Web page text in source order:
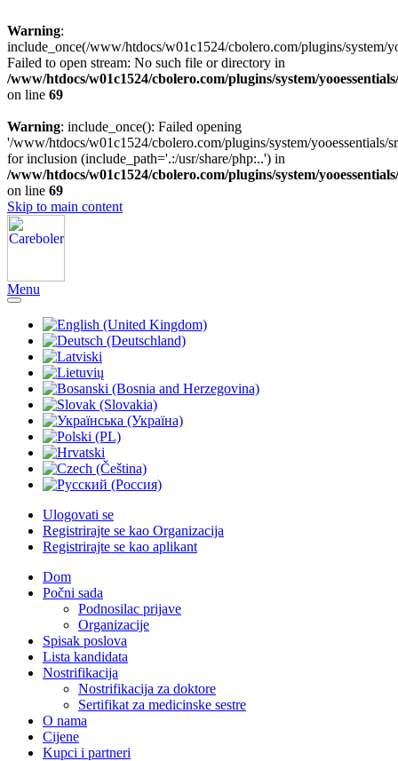
Warning:
include_once(/www/htdocs/w01c1524/cbolero.com/plugins/system/
Failed to open stream: No such file or directory in
/www/htdocs/w01c1524/cbolero.com/plugins/system/
on line 69
Warning: include_once(): Failed opening
'/www/htdocs/w01c1524/cbolero.com/plugins/system/yooessentials/
for inclusion (include_path='.:/usr/share/php:..') in
/www/htdocs/w01c1524/cbolero.com/plugins/system/
on line 69
Skip to main content
Menu
Ulogovati se
Registrirajte se kao Organizacija
Registrirajte se kao aplikant
Dom
Počni sada
Podnosilac prijave
Organizacije
Spisak poslova
Lista kandidata
Nostrifikacija
Nostrifikacija za doktore
Sertifikat za medicinske sestre
O nama
Cijene
Kupci i partneri